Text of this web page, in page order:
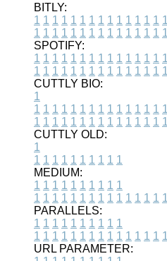
BITLY:
1 1 1 1 1 1 1 1 1 1 1 1 1 1 1
1 1 1 1 1 1 1 1 1 1 1 1 1 1 1
SPOTIFY:
1 1 1 1 1 1 1 1 1 1 1 1 1 1 1
1 1 1 1 1 1 1 1 1 1 1 1 1 1 1
CUTTLY BIO:
1
1 1 1 1 1 1 1 1 1 1 1 1 1 1 1
1 1 1 1 1 1 1 1 1 1 1 1 1 1 1
CUTTLY OLD:
1
1 1 1 1 1 1 1 1 1 1
MEDIUM:
1 1 1 1 1 1 1 1 1 1
1 1 1 1 1 1 1 1 1 1 1 1 1 1 1
PARALLELS:
1 1 1 1 1 1 1 1 1 1
1 1 1 1 1 1 1 1 1 1 1 1 1 1 1
URL PARAMETER: